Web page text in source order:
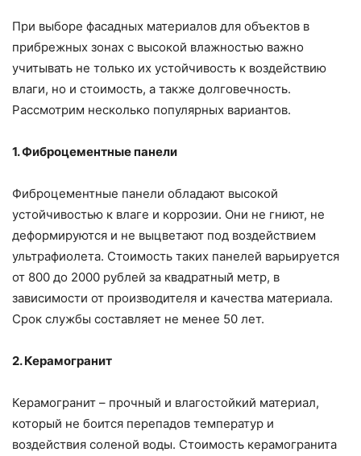
При выборе фасадных материалов для объектов в
прибрежных зонах с высокой влажностью важно
учитывать не только их устойчивость к воздействию
влаги, но и стоимость, а также долговечность.
Рассмотрим несколько популярных вариантов.
1. Фиброцементные панели
Фиброцементные панели обладают высокой
устойчивостью к влаге и коррозии. Они не гниют, не
деформируются и не выцветают под воздействием
ультрафиолета. Стоимость таких панелей варьируется
от 800 до 2000 рублей за квадратный метр, в
зависимости от производителя и качества материала.
Срок службы составляет не менее 50 лет.
2. Керамогранит
Керамогранит – прочный и влагостойкий материал,
который не боится перепадов температур и
воздействия соленой воды. Стоимость керамогранита